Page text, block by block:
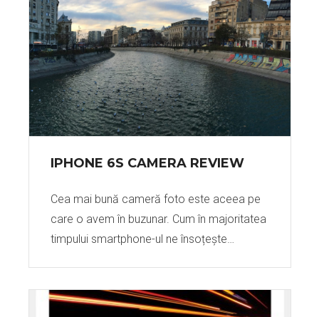
IPHONE 6S CAMERA REVIEW
Cea mai bună cameră foto este aceea pe
care o avem în buzunar. Cum în majoritatea
timpului smartphone-ul ne însoțește…